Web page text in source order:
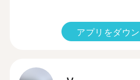
アプリをダウ